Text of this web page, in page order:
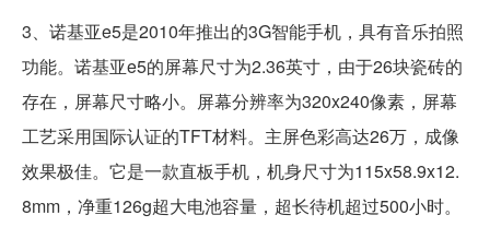
3、诺基亚e5是2010年推出的3G智能手机，具有音乐拍照
功能。诺基亚e5的屏幕尺寸为2.36英寸，由于26块瓷砖的
存在，屏幕尺寸略小。屏幕分辨率为320x240像素，屏幕
工艺采用国际认证的TFT材料。主屏色彩高达26万，成像
效果极佳。它是一款直板手机，机身尺寸为115x58.9x12.
8mm，净重126g超大电池容量，超长待机超过500小时。